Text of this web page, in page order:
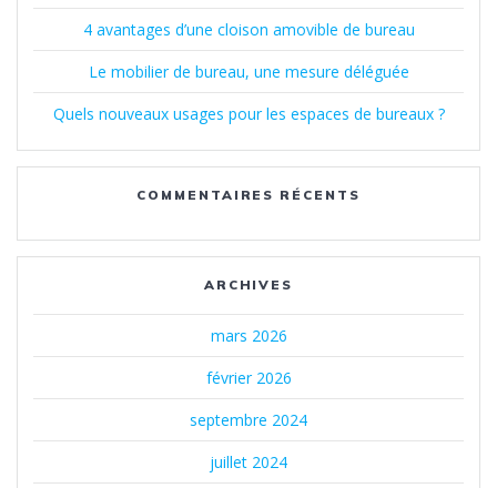
4 avantages d’une cloison amovible de bureau
Le mobilier de bureau, une mesure déléguée
Quels nouveaux usages pour les espaces de bureaux ?
COMMENTAIRES RÉCENTS
ARCHIVES
mars 2026
février 2026
septembre 2024
juillet 2024